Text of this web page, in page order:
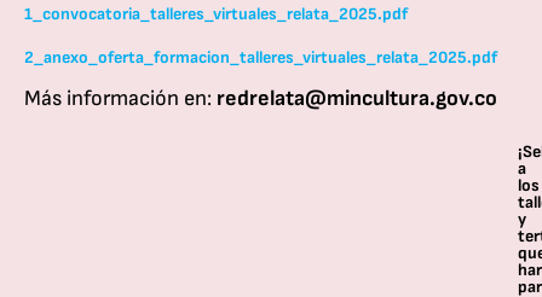
1_convocatoria_talleres_virtuales_relata_2025.pdf
2_anexo_oferta_formacion_talleres_virtuales_relata_2025.pdf
Más información en: redrelata@mincultura.gov.co
a
los
y